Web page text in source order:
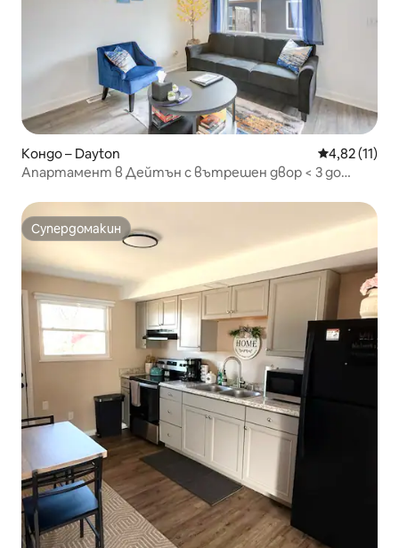
Кондо – Dayton Средна
4,82 (11)
Апартамент в Дейтън с вътрешен двор < 3 до
Супердомакин
Супердомакин